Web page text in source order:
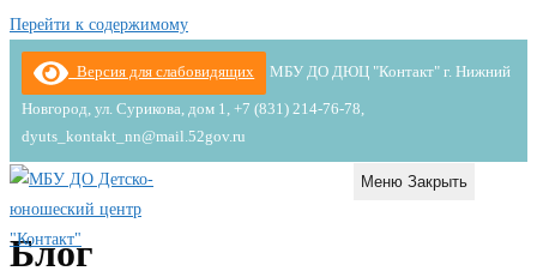
Перейти к содержимому
Версия для слабовидящих МБУ ДО ДЮЦ "Контакт" г. Нижний
Новгород, ул. Сурикова, дом 1, +7 (831) 214-76-78,
dyuts_kontakt_nn@mail.52gov.ru
Меню Закрыть
Блог